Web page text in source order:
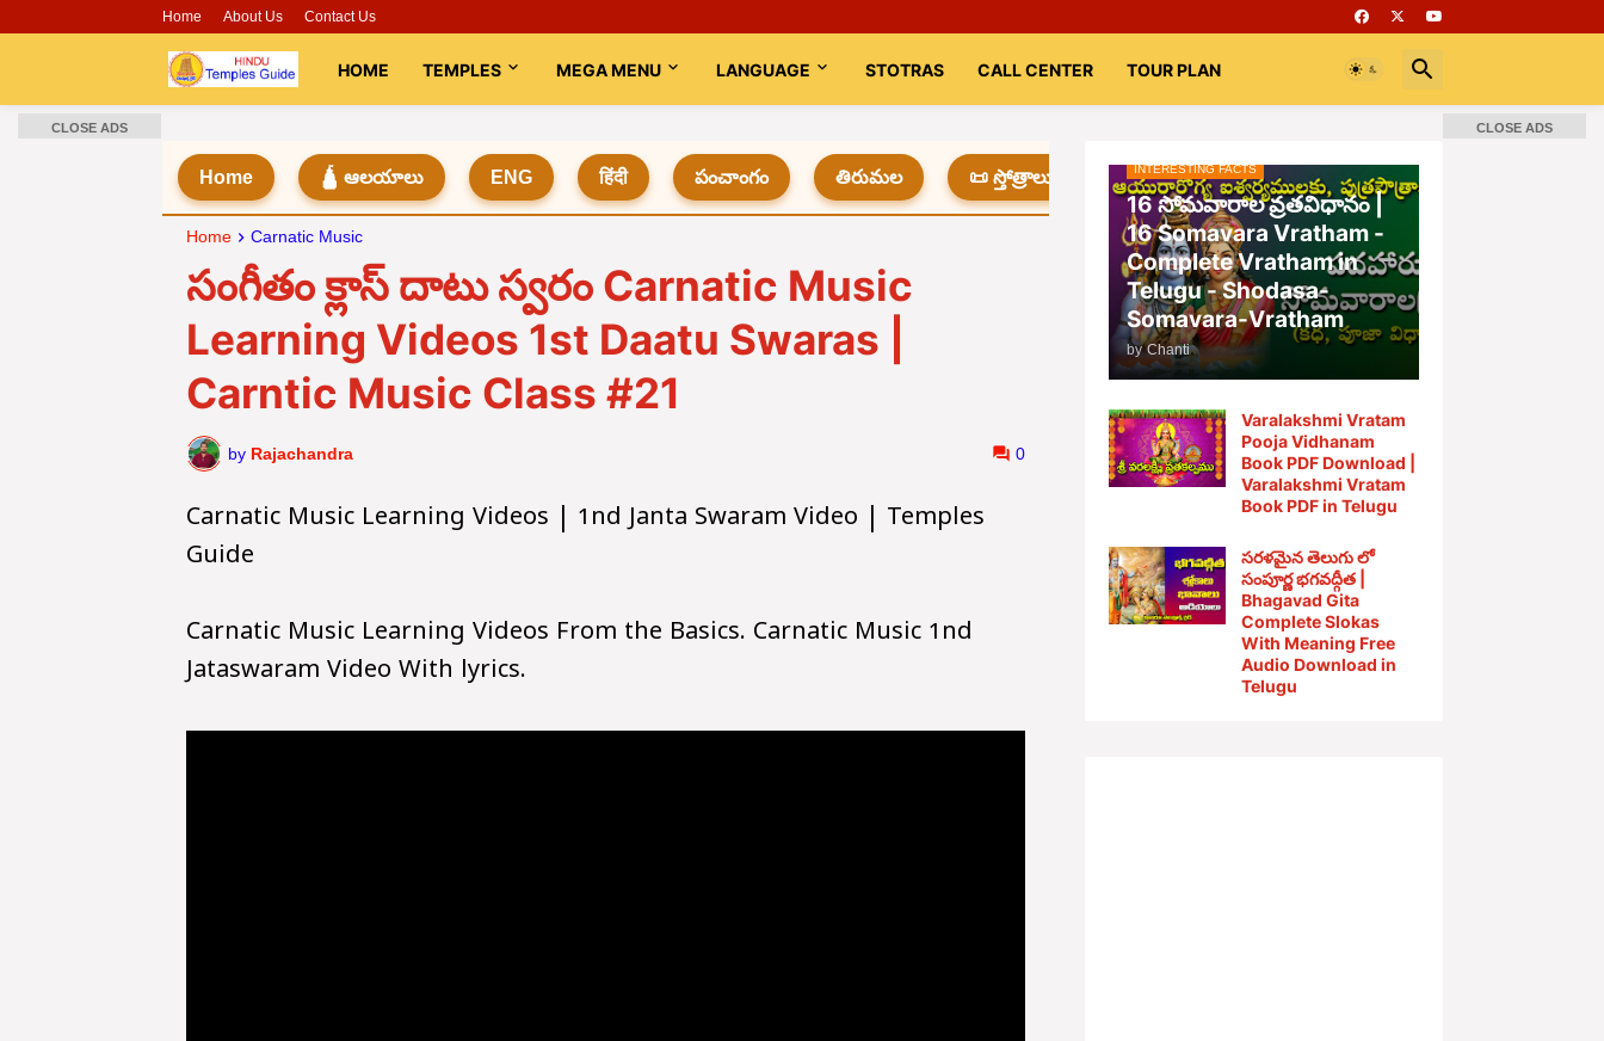
Home About Us Contact Us
HOME TEMPLES MEGA MENU LANGUAGE STOTRAS CALL CENTER TOUR PLAN
Home 🛕 ఆలయాలు ENG हिंदी పంచాంగం తిరుమల 📜 స్తోత్రాలు 📚 Books Rooms భగవద్గీత
Home Carnatic Music
సంగీతం క్లాస్ దాటు స్వరం Carnatic Music
Learning Videos 1st Daatu Swaras |
Carntic Music Class #21
by Rajachandra 0
Carnatic Music Learning Videos | 1nd Janta Swaram Video | Temples
Guide
Carnatic Music Learning Videos From the Basics. Carnatic Music 1nd
Jataswaram Video With lyrics.
INTERESTING FACTS
16 సోమవారాల వ్రతవిధానం |
16 Somavara Vratham -
Complete Vratham in
Telugu - Shodasa-
Somavara-Vratham
by Chanti
Varalakshmi Vratam
Pooja Vidhanam
Book PDF Download |
Varalakshmi Vratam
Book PDF in Telugu
సరళమైన తెలుగు లో
సంపూర్ణ భగవద్గీత |
Bhagavad Gita
Complete Slokas
With Meaning Free
Audio Download in
Telugu
CLOSE ADS CLOSE ADS